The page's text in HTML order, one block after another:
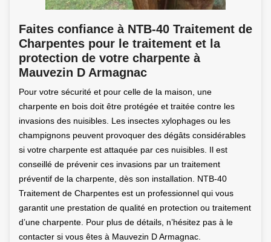
Faites confiance à NTB-40 Traitement de
Charpentes pour le traitement et la
protection de votre charpente à
Mauvezin D Armagnac
Pour votre sécurité et pour celle de la maison, une
charpente en bois doit être protégée et traitée contre les
invasions des nuisibles. Les insectes xylophages ou les
champignons peuvent provoquer des dégâts considérables
si votre charpente est attaquée par ces nuisibles. Il est
conseillé de prévenir ces invasions par un traitement
préventif de la charpente, dès son installation. NTB-40
Traitement de Charpentes est un professionnel qui vous
garantit une prestation de qualité en protection ou traitement
d’une charpente. Pour plus de détails, n’hésitez pas à le
contacter si vous êtes à Mauvezin D Armagnac.